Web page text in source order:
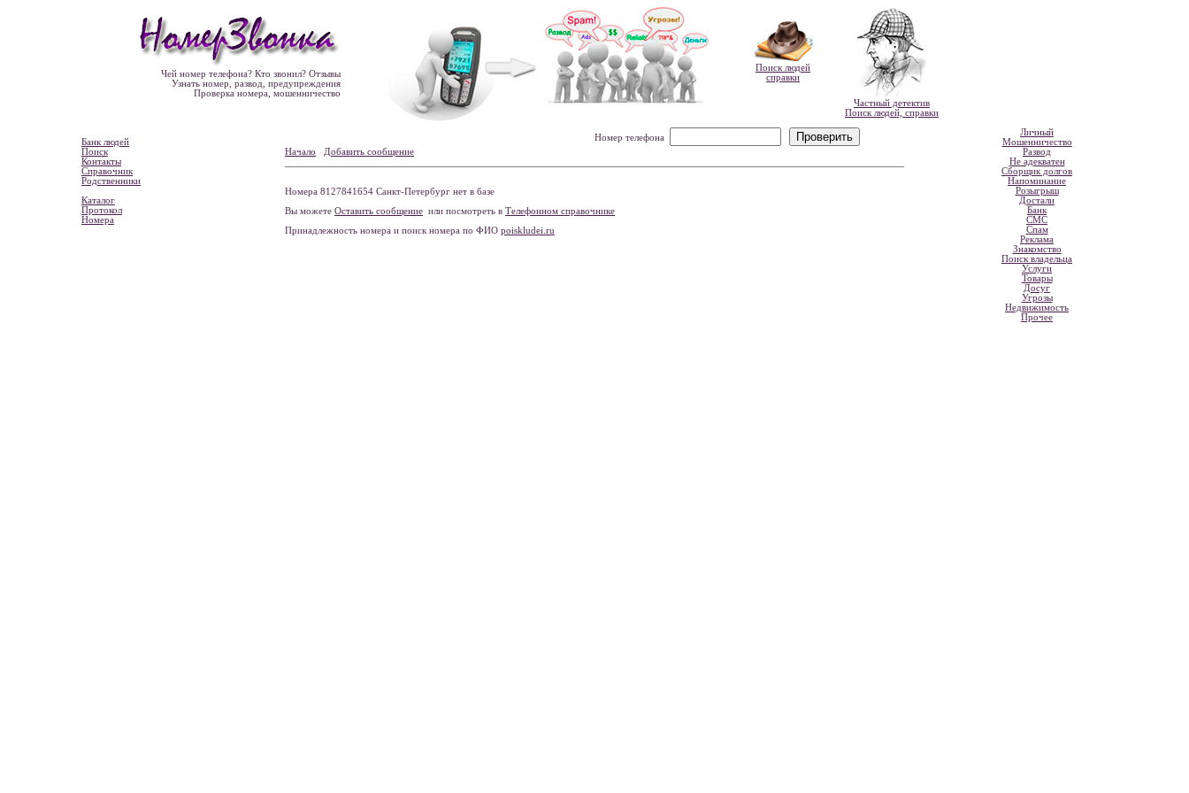
Чей номер телефона? Кто звонил? Отзывы
Узнать номер, развод, предупреждения
Проверка номера, мошенничество
Поиск людей
справки
Частный детектив
Поиск людей, справки
Банк людей
Поиск
Контакты
Справочник
Родственники
Каталог
Протокол
Номера
Номер телефона
Начало
Добавить сообщение
Номера 8127841654 Санкт-Петербург нет в базе
Вы можете Оставить сообщение или посмотреть в Телефонном справочнике
Принадлежность номера и поиск номера по ФИО poiskludei.ru
Личный
Мошенничество
Развод
Не адекватен
Сборщик долгов
Напоминание
Розыгрыш
Достали
Банк
СМС
Спам
Реклама
Знакомство
Поиск владельца
Услуги
Товары
Досуг
Угрозы
Недвижимость
Прочее